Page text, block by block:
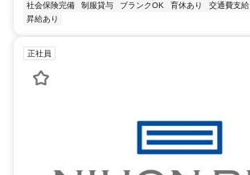
社会保険完備
制服貸与 ブランクOK 育休あり 交通費支給
昇給あり
正社員